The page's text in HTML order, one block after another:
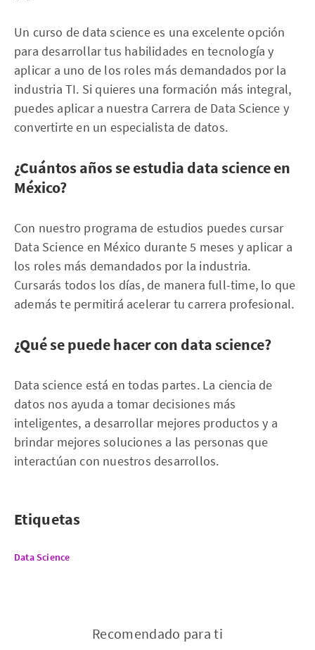
Un curso de data science es una excelente opción
para desarrollar tus habilidades en tecnología y
aplicar a uno de los roles más demandados por la
industria TI. Si quieres una formación más integral,
puedes aplicar a nuestra Carrera de Data Science y
convertirte en un especialista de datos.
¿Cuántos años se estudia data science en
México?
Con nuestro programa de estudios puedes cursar
Data Science en México durante 5 meses y aplicar a
los roles más demandados por la industria.
Cursarás todos los días, de manera full-time, lo que
además te permitirá acelerar tu carrera profesional.
¿Qué se puede hacer con data science?
Data science está en todas partes. La ciencia de
datos nos ayuda a tomar decisiones más
inteligentes, a desarrollar mejores productos y a
brindar mejores soluciones a las personas que
interactúan con nuestros desarrollos.
Etiquetas
Data Science
Recomendado para ti